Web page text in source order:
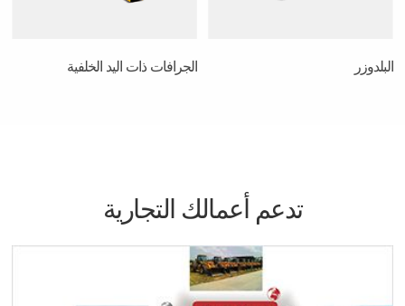
البلدوزر الجرافات ذات اليد الخلفية
تدعم أعمالك التجارية